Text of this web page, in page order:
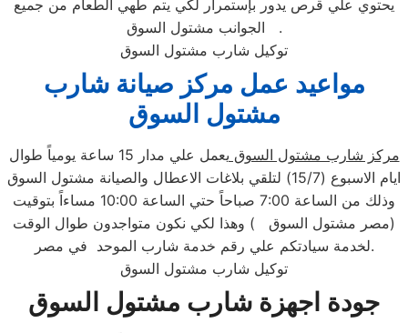
يحتوي علي قرص يدور بإستمرار لكي يتم طهي الطعام من جميع
الجوانب مشتول السوق .
توكيل شارب مشتول السوق
مواعيد عمل مركز صيانة شارب
مشتول السوق
مركز شارب مشتول السوق
يعمل علي مدار 15 ساعة يومياً طوال
ايام الاسبوع (15/7) لتلقي بلاغات الاعطال والصيانة مشتول السوق
وذلك من الساعة 7:00 صباحاً حتي الساعة 10:00 مساءاً بتوقيت
(مصر مشتول السوق ) وهذا لكي نكون متواجدون طوال الوقت
لخدمة سيادتكم علي رقم خدمة شارب الموحد في مصر.
توكيل شارب مشتول السوق
جودة اجهزة شارب مشتول السوق